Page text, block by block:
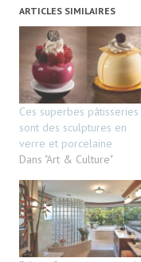
ARTICLES SIMILAIRES
Ces superbes pâtisseries
sont des sculptures en
verre et porcelaine
Dans "Art & Culture"